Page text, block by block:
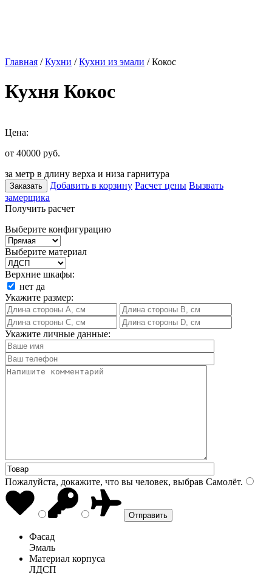
Главная /Кухни /Кухни из эмали / Кокос
Кухня Кокос
Цена:
от 40000 руб.
за метр в длину верха и низа гарнитура
Заказать Добавить в корзину Расчет цены Вызвать
замерщика
Получить расчет
Выберите конфигурацию
Выберите материал
Верхние шкафы:
нет да
Укажите размер:
Укажите личные данные:
Пожалуйста, докажите, что вы человек, выбрав Самолёт.
Фасад
Эмаль
Материал корпуса
ЛДСП